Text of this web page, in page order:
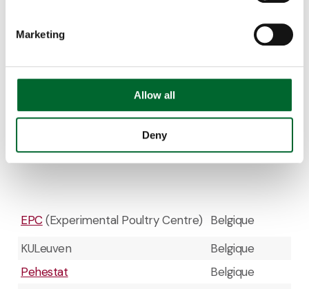
Marketing
Allow all
Deny
Partenaires de projet - Pays
EPC (Experimental Poultry Centre) Belgique
KULeuven
Belgique
Pehestat
Belgique